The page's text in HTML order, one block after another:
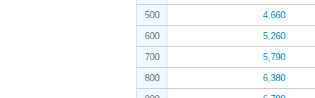
500
4,660
600
5,260
700
5,790
800
6,380